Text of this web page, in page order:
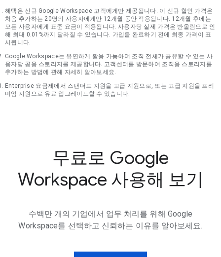
혜택은 신규 Google Workspace 고객에게만 제공됩니다. 이 신규 할인 가격은
처음 추가하는 20명의 사용자에게만 12개월 동안 적용됩니다. 12개월 후에는
모든 사용자에게 표준 요금이 적용됩니다. 사용자당 실제 가격은 반올림으로 인
해 최대 0.01%까지 달라질 수 있습니다. 가입을 완료하기 전에 최종 가격이 표
시됩니다.
Google Workspace는 유연하게 활용 가능하며 조직 전체가 공유할 수 있는 사
용자당 공용 스토리지를 제공합니다. 고객센터를 방문하여 조직용 스토리지를
추가하는 방법에 관해 자세히 알아보세요.
Enterprise 요금제에서 스탠더드 지원을 고급 지원으로, 또는 고급 지원을 프리
미엄 지원으로 유료 업그레이드할 수 있습니다.
무료로 Google
Workspace 사용해 보기
수백만 개의 기업에서 업무 처리를 위해 Google
Workspace를 선택하고 신뢰하는 이유를 알아보세요.